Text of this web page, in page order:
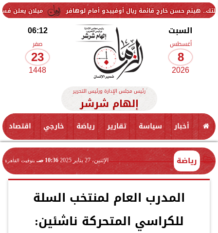
ميلان يعلن فسخ عقد خارج قائمة ريال أوفييدو أمام لوهافر
السبت
أغسطس
8
2026
06:12
صفر
23
1448
رئيس مجلس الإدارة ورئيس التحرير
إلهام شرشر
أخبار سياسة تقارير رياضة خارجي اقتصاد
رياضة الإثنين، 27 يناير 2025 10:36 صـ بتوقيت القاهرة
المدرب العام لمنتخب السلة
للكراسي المتحركة ناشئين: